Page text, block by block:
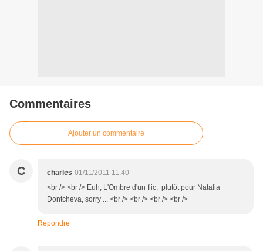
Commentaires
Ajouter un commentaire
C charles 01/11/2011 11:40
<br /> <br /> Euh, L'Ombre d'un flic, plutôt pour Natalia
Dontcheva, sorry ... <br /> <br /> <br /> <br />
Répondre